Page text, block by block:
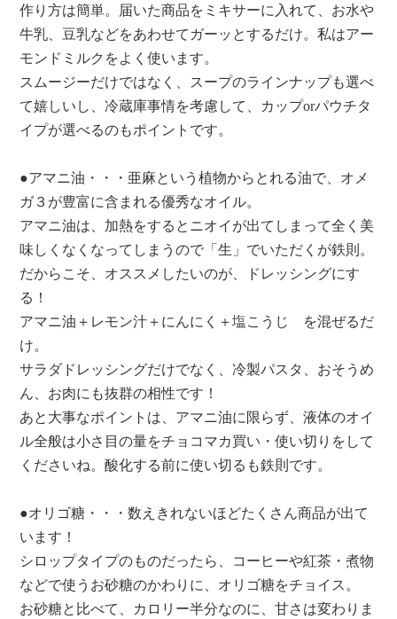
作り方は簡単。届いた商品をミキサーに入れて、お水や
牛乳、豆乳などをあわせてガーッとするだけ。私はアー
モンドミルクをよく使います。
スムージーだけではなく、スープのラインナップも選べ
て嬉しいし、冷蔵庫事情を考慮して、カップorパウチタ
イプが選べるのもポイントです。
●アマニ油・・・亜麻という植物からとれる油で、オメ
ガ３が豊富に含まれる優秀なオイル。
アマニ油は、加熱をするとニオイが出てしまって全く美
味しくなくなってしまうので「生」でいただくが鉄則。
だからこそ、オススメしたいのが、ドレッシングにす
る！
アマニ油＋レモン汁＋にんにく＋塩こうじ を混ぜるだ
け。
サラダドレッシングだけでなく、冷製パスタ、おそうめ
ん、お肉にも抜群の相性です！
あと大事なポイントは、アマニ油に限らず、液体のオイ
ル全般は小さ目の量をチョコマカ買い・使い切りをして
くださいね。酸化する前に使い切るも鉄則です。
●オリゴ糖・・・数えきれないほどたくさん商品が出て
います！
シロップタイプのものだったら、コーヒーや紅茶・煮物
などで使うお砂糖のかわりに、オリゴ糖をチョイス。
お砂糖と比べて、カロリー半分なのに、甘さは変わりま